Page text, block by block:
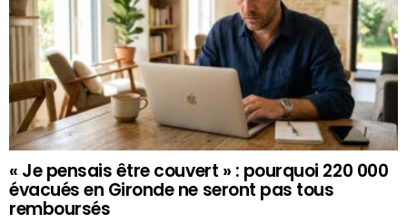
« Je pensais être couvert » : pourquoi 220 000
évacués en Gironde ne seront pas tous
remboursés